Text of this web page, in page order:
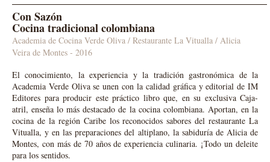
Con Sazón
Cocina tradicional colombiana
Academia de Cocina Verde Oliva / Restaurante La Vitualla / Alicia
Veira de Montes - 2016
El conocimiento, la experiencia y la tradición gastronómica de la
Academia Verde Oliva se unen con la calidad gráfica y editorial de IM
Editores para producir este práctico libro que, en su exclusiva Caja-
atril, enseña lo más destacado de la cocina colombiana. Aportan, en la
cocina de la región Caribe los reconocidos sabores del restaurante La
Vitualla, y en las preparaciones del altiplano, la sabiduría de Alicia de
Montes, con más de 70 años de experiencia culinaria. ¡Todo un deleite
para los sentidos.